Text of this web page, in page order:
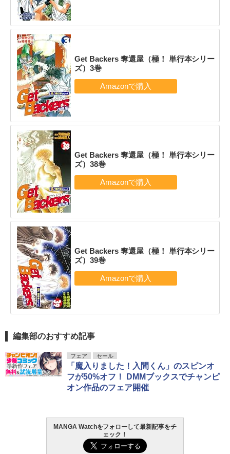
Get Backers 奪還屋（極！ 単行本シリー
ズ）3巻
Get Backers 奪還屋（極！ 単行本シリー
ズ）38巻
Get Backers 奪還屋（極！ 単行本シリー
ズ）39巻
編集部のおすすめ記事
フェア セール
「魔入りました！入間くん」のスピンオ
フが50%オフ！ DMMブックスでチャンピ
オン作品のフェア開催
MANGA Watchをフォローして最新記事をチ
ェック！